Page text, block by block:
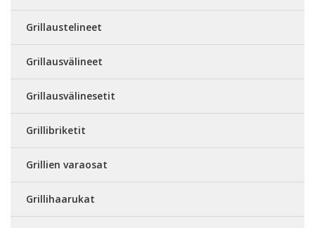
Grillaustelineet
Grillausvälineet
Grillausvälinesetit
Grillibriketit
Grillien varaosat
Grillihaarukat